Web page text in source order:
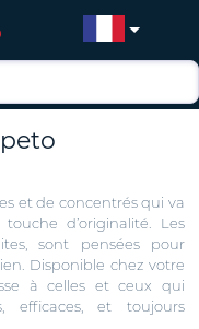
et de concentrés qui va
d’originalité. Les
sont pensées pour
Disponible chez votre
à celles et ceux qui
efficaces, et toujours